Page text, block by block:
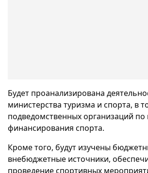
Будет проанализирована
министерства туризма и спорта, в
подведомственных организаций
финансирования спорта.
Кроме того, будут изучены
внебюджетные источники,
проведение спортивных